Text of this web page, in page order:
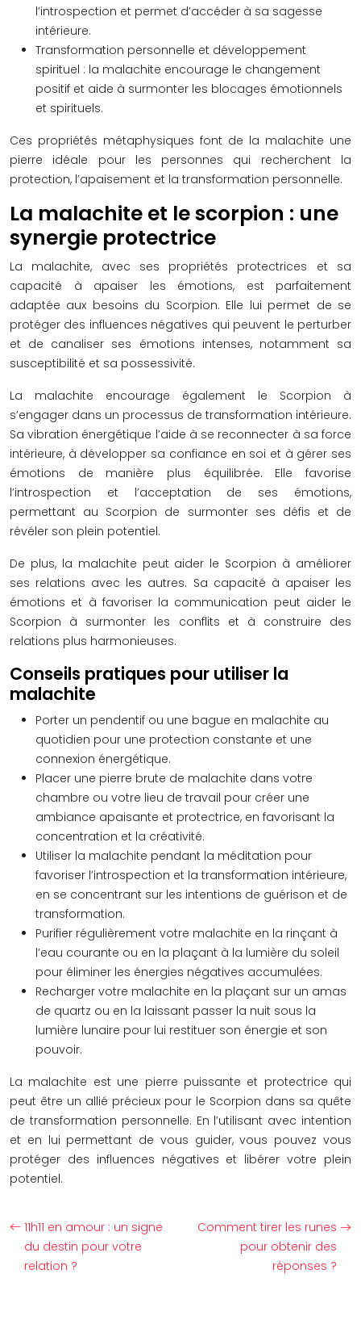
l’introspection et permet d’accéder à sa sagesse
intérieure.
Transformation personnelle et développement
spirituel : la malachite encourage le changement
positif et aide à surmonter les blocages émotionnels
et spirituels.
Ces propriétés métaphysiques font de la malachite une
pierre idéale pour les personnes qui recherchent la
protection, l’apaisement et la transformation personnelle.
La malachite et le scorpion : une
synergie protectrice
La malachite, avec ses propriétés protectrices et sa
capacité à apaiser les émotions, est parfaitement
adaptée aux besoins du Scorpion. Elle lui permet de se
protéger des influences négatives qui peuvent le perturber
et de canaliser ses émotions intenses, notamment sa
susceptibilité et sa possessivité.
La malachite encourage également le Scorpion à
s’engager dans un processus de transformation intérieure.
Sa vibration énergétique l’aide à se reconnecter à sa force
intérieure, à développer sa confiance en soi et à gérer ses
émotions de manière plus équilibrée. Elle favorise
l’introspection et l’acceptation de ses émotions,
permettant au Scorpion de surmonter ses défis et de
révéler son plein potentiel.
De plus, la malachite peut aider le Scorpion à améliorer
ses relations avec les autres. Sa capacité à apaiser les
émotions et à favoriser la communication peut aider le
Scorpion à surmonter les conflits et à construire des
relations plus harmonieuses.
Conseils pratiques pour utiliser la
malachite
Porter un pendentif ou une bague en malachite au
quotidien pour une protection constante et une
connexion énergétique.
Placer une pierre brute de malachite dans votre
chambre ou votre lieu de travail pour créer une
ambiance apaisante et protectrice, en favorisant la
concentration et la créativité.
Utiliser la malachite pendant la méditation pour
favoriser l’introspection et la transformation intérieure,
en se concentrant sur les intentions de guérison et de
transformation.
Purifier régulièrement votre malachite en la rinçant à
l’eau courante ou en la plaçant à la lumière du soleil
pour éliminer les énergies négatives accumulées.
Recharger votre malachite en la plaçant sur un amas
de quartz ou en la laissant passer la nuit sous la
lumière lunaire pour lui restituer son énergie et son
pouvoir.
La malachite est une pierre puissante et protectrice qui
peut être un allié précieux pour le Scorpion dans sa quête
de transformation personnelle. En l’utilisant avec intention
et en lui permettant de vous guider, vous pouvez vous
protéger des influences négatives et libérer votre plein
potentiel.
11h11 en amour : un signe
du destin pour votre
relation ?
Comment tirer les runes
pour obtenir des
réponses ?